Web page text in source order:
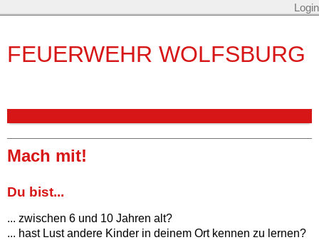
Login
FEUERWEHR WOLFSBURG
Mach mit!
Du bist...
... zwischen 6 und 10 Jahren alt?
... hast Lust andere Kinder in deinem Ort kennen zu lernen?